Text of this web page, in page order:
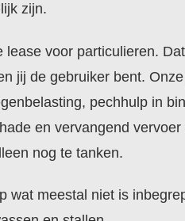
zijn.
voor particulieren.
jij de gebruiker bent.
pechhulp in
en vervangend
nog te tanken.
wat meestal niet is